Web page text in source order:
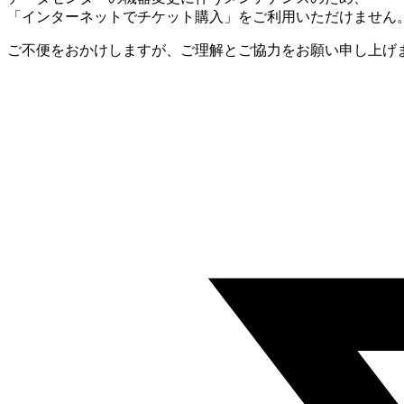
「インターネットでチケット購入」をご利用いただけません。
ご不便をおかけしますが、ご理解とご協力をお願い申し上げ